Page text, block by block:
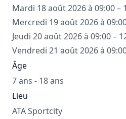
Mardi 18 août 2026 à 09:00 –
Mercredi 19 août 2026 à
Jeudi 20 août 2026 à 09:00 –
Vendredi 21 août 2026 à
Âge
7 ans - 18 ans
Lieu
ATA Sportcity